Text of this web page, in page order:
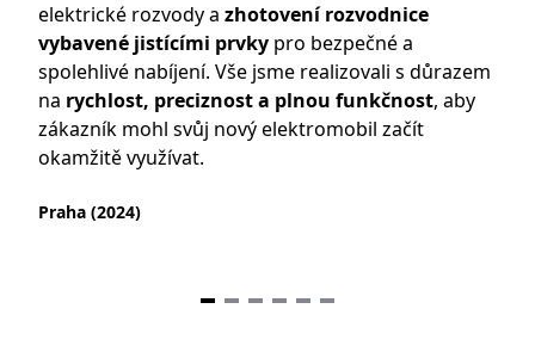
elektrické rozvody a zhotovení rozvodnice
vybavené jistícími prvky pro bezpečné a
spolehlivé nabíjení. Vše jsme realizovali s důrazem
na rychlost, preciznost a plnou funkčnost, aby
zákazník mohl svůj nový elektromobil začít
okamžitě využívat.
Praha (2024)